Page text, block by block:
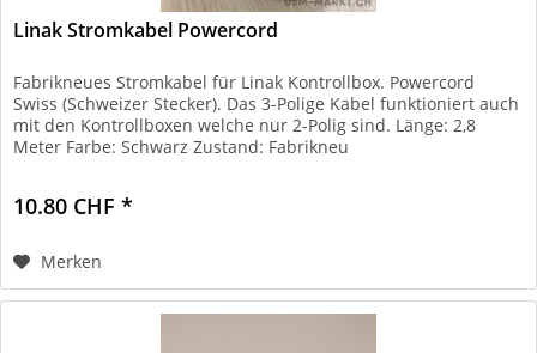
Linak Stromkabel Powercord
Fabrikneues Stromkabel für Linak Kontrollbox. Powercord
Swiss (Schweizer Stecker). Das 3-Polige Kabel funktioniert auch
mit den Kontrollboxen welche nur 2-Polig sind. Länge: 2,8
Meter Farbe: Schwarz Zustand: Fabrikneu
10.80 CHF *
Merken